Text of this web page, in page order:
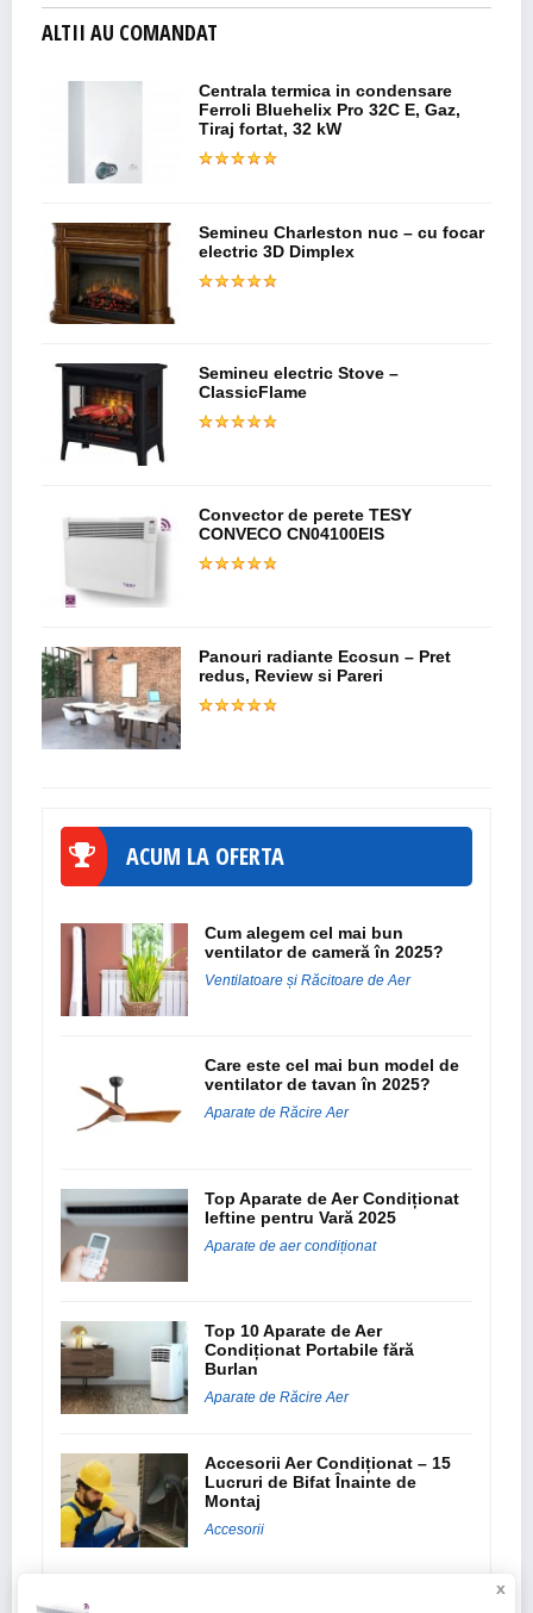
ALTII AU COMANDAT
Centrala termica in condensare
Ferroli Bluehelix Pro 32C E, Gaz,
Tiraj fortat, 32 kW
Semineu Charleston nuc – cu focar
electric 3D Dimplex
Semineu electric Stove –
ClassicFlame
Convector de perete TESY
CONVECO CN04100EIS
Panouri radiante Ecosun – Pret
redus, Review si Pareri
ACUM LA OFERTA
Cum alegem cel mai bun
ventilator de cameră în 2025?
Ventilatoare și Răcitoare de Aer
Care este cel mai bun model de
ventilator de tavan în 2025?
Aparate de Răcire Aer
Top Aparate de Aer Condiționat
Ieftine pentru Vară 2025
Aparate de aer condiționat
Top 10 Aparate de Aer
Condiționat Portabile fără
Burlan
Aparate de Răcire Aer
Accesorii Aer Condiționat – 15
Lucruri de Bifat Înainte de
Montaj
Accesorii
x